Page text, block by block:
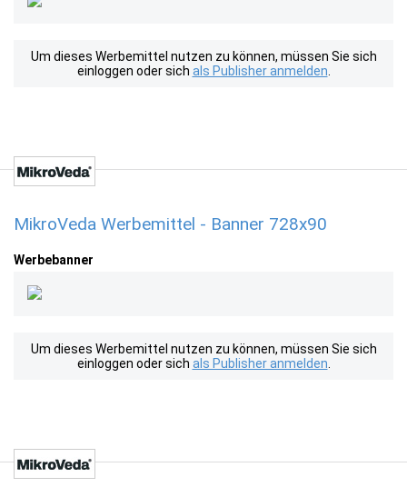
Um dieses Werbemittel nutzen zu können, müssen Sie sich
einloggen oder sich als Publisher anmelden
MikroVeda Werbemittel - Banner 728x90
Werbebanner
Um dieses Werbemittel nutzen zu können, müssen Sie sich
einloggen oder sich als Publisher anmelden